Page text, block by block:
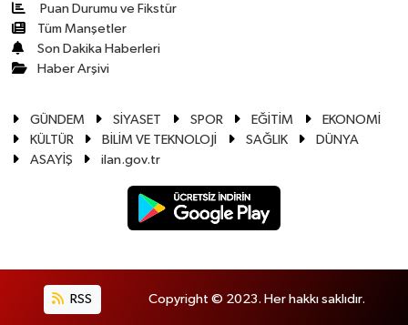
Puan Durumu ve Fikstür
Tüm Manşetler
Son Dakika Haberleri
Haber Arşivi
GÜNDEM SİYASET SPOR EĞİTİM
EKONOMİ
KÜLTÜR
BİLİM VE TEKNOLOJİ SAĞLIK
DÜNYA
ASAYİŞ
ilan.gov.tr
RSS Copyright © 2023. Her hakkı saklıdır.